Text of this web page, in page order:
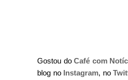
Gostou doCafé com
blog no Instagram, no